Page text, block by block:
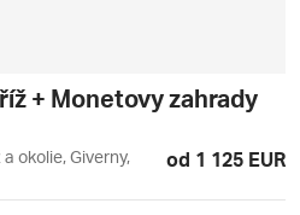
+ Monetovy zahrady
okolie, Giverny,
od 1 125 EUR